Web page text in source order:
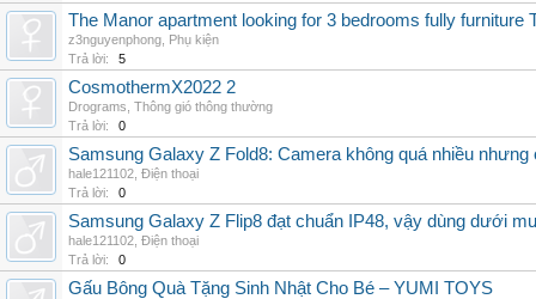
The Manor apartment looking for 3 bedrooms fully furniture
z3nguyenphong Phụ kiện
Trả lời:
5
CosmothermX2022 2
Drograms Thông gió thông thường
Trả lời:
0
Samsung Galaxy Z Fold8: Camera không quá nhiều nhưng
hale121102 Điện thoại
Trả lời:
0
Samsung Galaxy Z Flip8 đạt chuẩn IP48, vậy dùng dưới
hale121102 Điện thoại
Trả lời:
0
Gấu Bông Quà Tặng Sinh Nhật Cho Bé – YUMI TOYS